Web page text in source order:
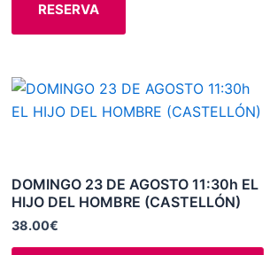
RESERVA
elegir
la
página
DOMINGO 23 DE AGOSTO 11:30h EL
HIJO DEL HOMBRE (CASTELLÓN)
38.00€